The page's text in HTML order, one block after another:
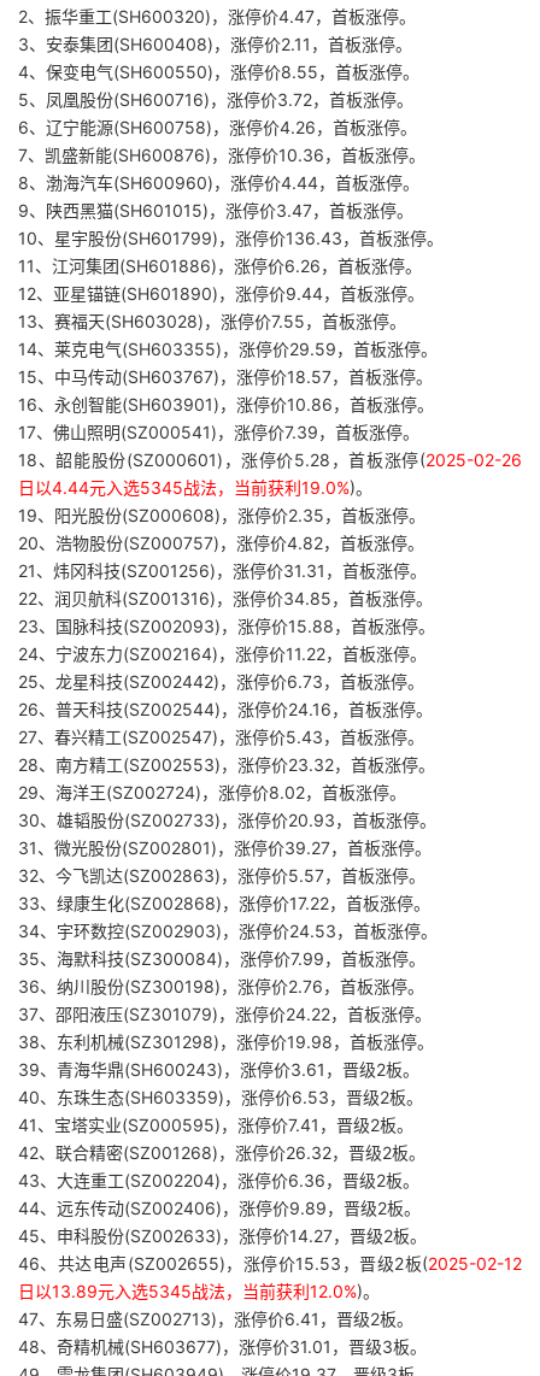
2、振华重工(SH600320)，涨停价4.47，首板涨停。
3、安泰集团(SH600408)，涨停价2.11，首板涨停。
4、保变电气(SH600550)，涨停价8.55，首板涨停。
5、凤凰股份(SH600716)，涨停价3.72，首板涨停。
6、辽宁能源(SH600758)，涨停价4.26，首板涨停。
7、凯盛新能(SH600876)，涨停价10.36，首板涨停。
8、渤海汽车(SH600960)，涨停价4.44，首板涨停。
9、陕西黑猫(SH601015)，涨停价3.47，首板涨停。
10、星宇股份(SH601799)，涨停价136.43，首板涨停。
11、江河集团(SH601886)，涨停价6.26，首板涨停。
12、亚星锚链(SH601890)，涨停价9.44，首板涨停。
13、赛福天(SH603028)，涨停价7.55，首板涨停。
14、莱克电气(SH603355)，涨停价29.59，首板涨停。
15、中马传动(SH603767)，涨停价18.57，首板涨停。
16、永创智能(SH603901)，涨停价10.86，首板涨停。
17、佛山照明(SZ000541)，涨停价7.39，首板涨停。
18、韶能股份(SZ000601)，涨停价5.28，首板涨停(2025-02-26
日以4.44元入选5345战法，当前获利19.0%)。
19、阳光股份(SZ000608)，涨停价2.35，首板涨停。
20、浩物股份(SZ000757)，涨停价4.82，首板涨停。
21、炜冈科技(SZ001256)，涨停价31.31，首板涨停。
22、润贝航科(SZ001316)，涨停价34.85，首板涨停。
23、国脉科技(SZ002093)，涨停价15.88，首板涨停。
24、宁波东力(SZ002164)，涨停价11.22，首板涨停。
25、龙星科技(SZ002442)，涨停价6.73，首板涨停。
26、普天科技(SZ002544)，涨停价24.16，首板涨停。
27、春兴精工(SZ002547)，涨停价5.43，首板涨停。
28、南方精工(SZ002553)，涨停价23.32，首板涨停。
29、海洋王(SZ002724)，涨停价8.02，首板涨停。
30、雄韬股份(SZ002733)，涨停价20.93，首板涨停。
31、微光股份(SZ002801)，涨停价39.27，首板涨停。
32、今飞凯达(SZ002863)，涨停价5.57，首板涨停。
33、绿康生化(SZ002868)，涨停价17.22，首板涨停。
34、宇环数控(SZ002903)，涨停价24.53，首板涨停。
35、海默科技(SZ300084)，涨停价7.99，首板涨停。
36、纳川股份(SZ300198)，涨停价2.76，首板涨停。
37、邵阳液压(SZ301079)，涨停价24.22，首板涨停。
38、东利机械(SZ301298)，涨停价19.98，首板涨停。
39、青海华鼎(SH600243)，涨停价3.61，晋级2板。
40、东珠生态(SH603359)，涨停价6.53，晋级2板。
41、宝塔实业(SZ000595)，涨停价7.41，晋级2板。
42、联合精密(SZ001268)，涨停价26.32，晋级2板。
43、大连重工(SZ002204)，涨停价6.36，晋级2板。
44、远东传动(SZ002406)，涨停价9.89，晋级2板。
45、申科股份(SZ002633)，涨停价14.27，晋级2板。
46、共达电声(SZ002655)，涨停价15.53，晋级2板(2025-02-12
日以13.89元入选5345战法，当前获利12.0%)。
47、东易日盛(SZ002713)，涨停价6.41，晋级2板。
48、奇精机械(SH603677)，涨停价31.01，晋级3板。